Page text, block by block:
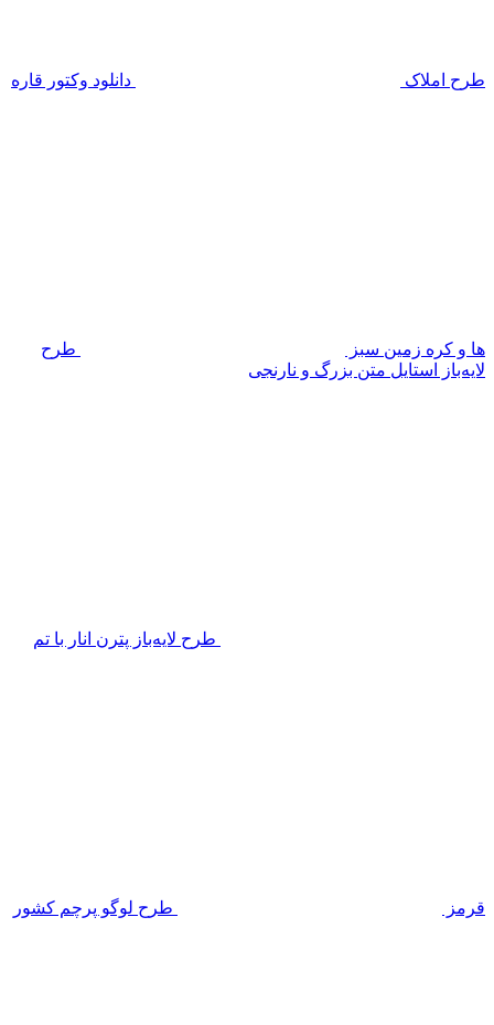
طرح املاک دانلود وکتور قاره
ها و کره زمین سبز
طرح
لایه‌باز استایل متن بزرگ و نارنجی
طرح لایه‌باز پترن انار با تم
قرمز طرح لوگو پرچم کشور